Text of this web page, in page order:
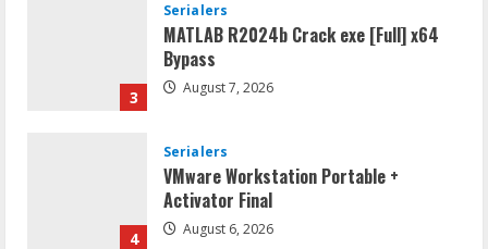
3
Serialers
MATLAB R2024b Crack exe [Full] x64
Bypass
August 7, 2026
4
Serialers
VMware Workstation Portable +
Activator Final
August 6, 2026